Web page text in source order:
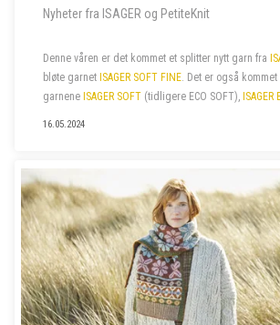
Nyheter fra ISAGER og PetiteKnit
Denne våren er det kommet et splitter nytt garn fra
bløte garnet ISAGER SOFT FINE. Det er også
garnene ISAGER SOFT (tidligere ECO SOFT), ISAGER
. I tillegg har vi
16.05.2024